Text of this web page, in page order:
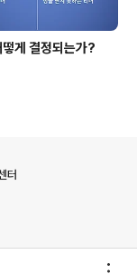
게 결정되는가?
터